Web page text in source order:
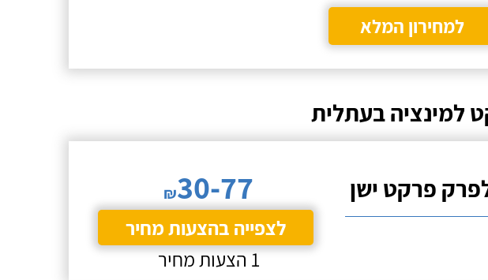
למחירון המלא
למינציה בעתלית
פרקט ישן ₪30-77
לצפייה בהצעות מחיר
1 הצעות מחיר